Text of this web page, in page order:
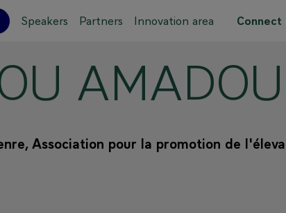
Speakers Partners Innovation area Connect
AMADOU
Association pour la promotion de